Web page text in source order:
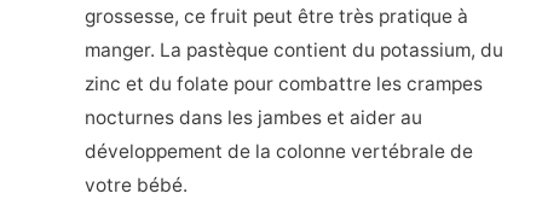
grossesse, ce fruit peut être très pratique à
manger. La pastèque contient du potassium, du
zinc et du folate pour combattre les crampes
nocturnes dans les jambes et aider au
développement de la colonne vertébrale de
votre bébé.